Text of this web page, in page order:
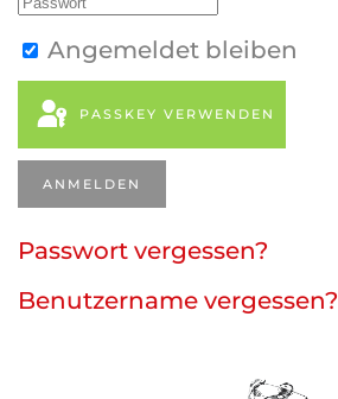
Angemeldet bleiben
PASSKEY VERWENDEN
ANMELDEN
Passwort vergessen?
Benutzername vergessen?